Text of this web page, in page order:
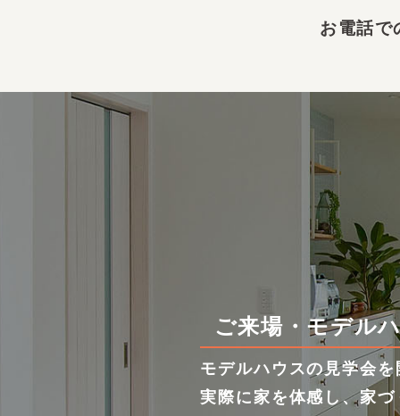
お電話で
ご来場・モデル
モデルハウスの見学会
実際に家を体感し、家